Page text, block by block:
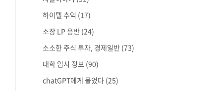
하이텔 추억 (17)
소장 LP 음반 (24)
소소한 주식 투자, 경제일반 (73)
대학 입시 정보 (90)
chatGPT에게 물었다 (25)